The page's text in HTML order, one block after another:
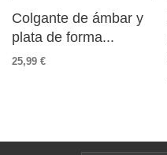
Colgante de ámbar y
plata de forma...
25,99 €